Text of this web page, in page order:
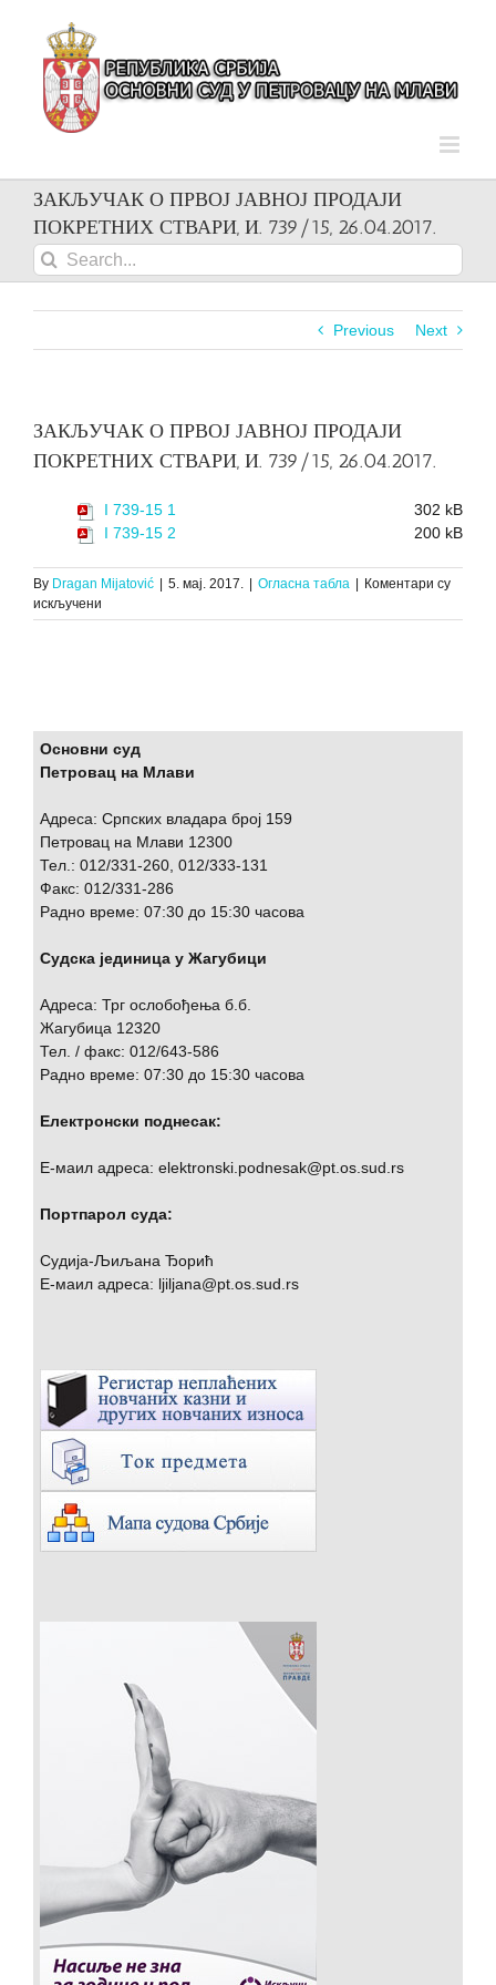
content
ЗАКЉУЧАК О ПРВОЈ ЈАВНОЈ ПРОДАЈИ
ПОКРЕТНИХ СТВАРИ, И. 739/15, 26.04.2017.
Search
for:
Previous Next
ЗАКЉУЧАК О ПРВОЈ ЈАВНОЈ ПРОДАЈИ
ПОКРЕТНИХ СТВАРИ, И. 739/15, 26.04.2017.
I 739-15 1
302 kB
I 739-15 2
200 kB
By Dragan Mijatović 5. мај. 2017. Огласна табла
Коментари су
искључени
ЗАКЉУЧАК
739/15,
Основни суд
Петровац на Млави
Адреса: Српских владара број 159
Петровац на Млави 12300
Тел.: 012/331-260, 012/333-131
Факс: 012/331-286
Радно време: 07:30 до 15:30 часова
Судска јединица у Жагубици
Адреса: Трг ослобођења б.б.
Жагубица 12320
Тел. / факс: 012/643-586
Радно време: 07:30 до 15:30 часова
Електронски поднесак:
Е-маил адреса: elektronski.podnesak@pt.os.sud.rs
Портпарол суда:
Судија-Љиљана Ђорић
Е-маил адреса: ljiljana@pt.os.sud.rs